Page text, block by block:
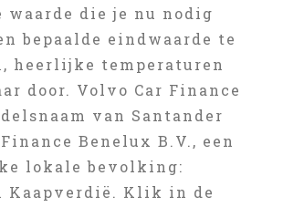
waarde die je nu nodig
bepaalde eindwaarde te
heerlijke temperaturen
door. Volvo Car Finance
van Santander
Benelux B.V., een
lokale bevolking:
Kaapverdië. Klik in de